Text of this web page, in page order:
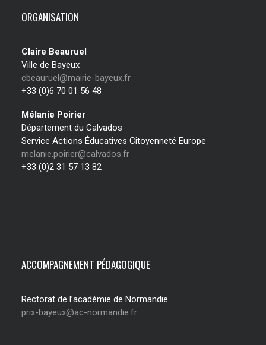
ORGANISATION
Claire Beauruel
Ville de Bayeux
cbeauruel@mairie-bayeux.fr
+33 (0)6 70 01 56 48
Mélanie Poirier
Département du Calvados
Service Actions Éducatives Citoyenneté Europe
melanie.poirier@calvados.fr
+33 (0)2 31 57 13 82
ACCOMPAGNEMENT PÉDAGOGIQUE
Rectorat de l’académie de Normandie
prix-bayeux@ac-normandie.fr